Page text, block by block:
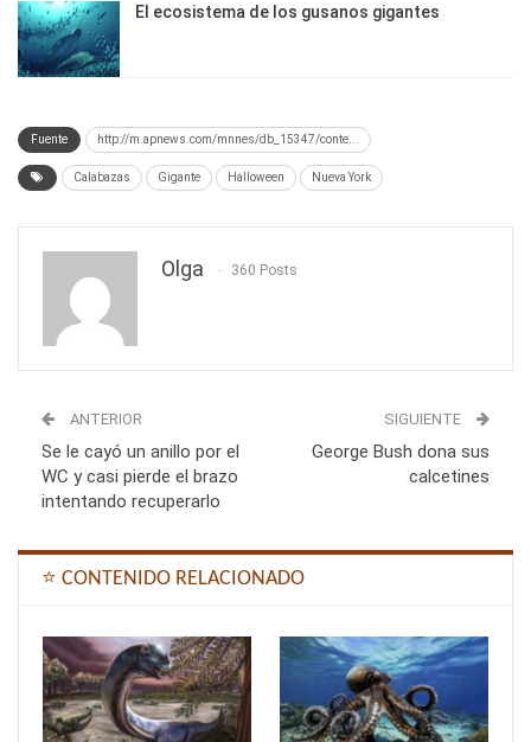
El ecosistema de los gusanos gigantes
Fuente http://m.apnews.com/mnnes/db_15347/conte...
Calabazas Gigante Halloween Nueva York
Olga 360 Posts
ANTERIOR
Se le cayó un anillo por el
WC y casi pierde el brazo
intentando recuperarlo
SIGUIENTE
George Bush dona sus
calcetines
⭐ CONTENIDO RELACIONADO